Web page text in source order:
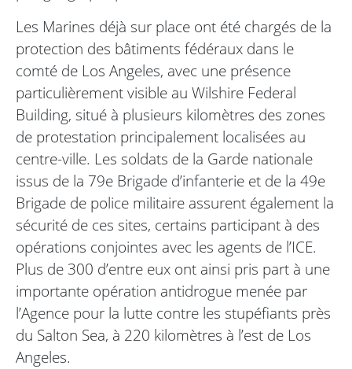
Les Marines déjà sur place ont été chargés de la
protection des bâtiments fédéraux dans le
comté de Los Angeles, avec une présence
particulièrement visible au Wilshire Federal
Building, situé à plusieurs kilomètres des zones
de protestation principalement localisées au
centre-ville. Les soldats de la Garde nationale
issus de la 79e Brigade d’infanterie et de la 49e
Brigade de police militaire assurent également la
sécurité de ces sites, certains participant à des
opérations conjointes avec les agents de l’ICE.
Plus de 300 d’entre eux ont ainsi pris part à une
importante opération antidrogue menée par
l’Agence pour la lutte contre les stupéfiants près
du Salton Sea, à 220 kilomètres à l’est de Los
Angeles.